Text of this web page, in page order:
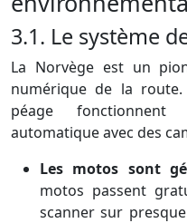
3.1. Le système
La Norvège est un
numérique de la
péage
automatique avec des
Les motos sont
motos passent
scanner sur